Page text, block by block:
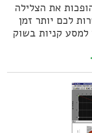
את הצלילה
לכם יותר זמן
למסע קניות בשוק